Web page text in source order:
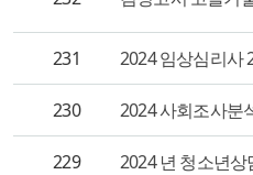
231 2024 임상심리사
230 2024 사회조사분
229 2024 년 청소년